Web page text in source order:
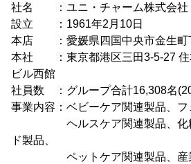
社名 ：ユニ・チャーム株式会社
設立 ：1961年2月10日
本店 ：愛媛県四国中央市金生町
本社 ：東京都港区三田3-5-27 住
ビル西館
社員数 ：グループ合計16,308名
事業内容：ベビーケア関連製品、
ヘルスケア関連製品、化粧
ド製品、
ペットケア関連製品、産業